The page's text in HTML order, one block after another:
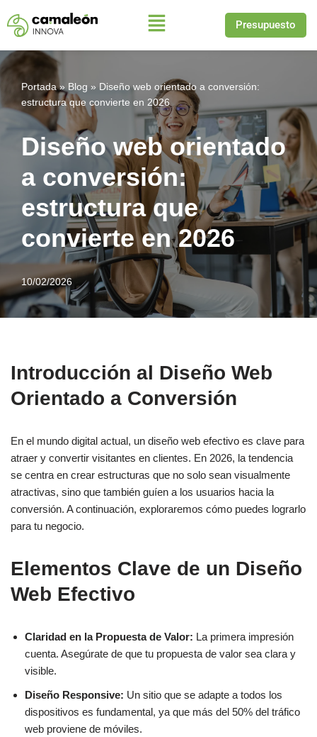
Saltar
al
contenido
Presupuesto
Portada» Blog » Diseño web orientado a conversión:
estructura que convierte en 2026
Diseño web orientado
a conversión:
estructura que
convierte en 2026
10/02/2026
Introducción al Diseño Web
Orientado a Conversión
En el mundo digital actual, un diseño web efectivo es clave para
atraer y convertir visitantes en clientes. En 2026, la tendencia
se centra en crear estructuras que no solo sean visualmente
atractivas, sino que también guíen a los usuarios hacia la
conversión. A continuación, exploraremos cómo puedes lograrlo
para tu negocio.
Elementos Clave de un Diseño
Web Efectivo
Claridad en la Propuesta de Valor: La primera impresión
cuenta. Asegúrate de que tu propuesta de valor sea clara y
visible.
Diseño Responsive: Un sitio que se adapte a todos los
dispositivos es fundamental, ya que más del 50% del tráfico
web proviene de móviles.